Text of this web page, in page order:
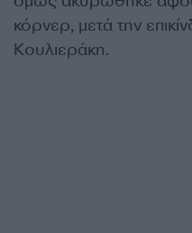
κόρνερ, μετά την
Κουλιεράκη.